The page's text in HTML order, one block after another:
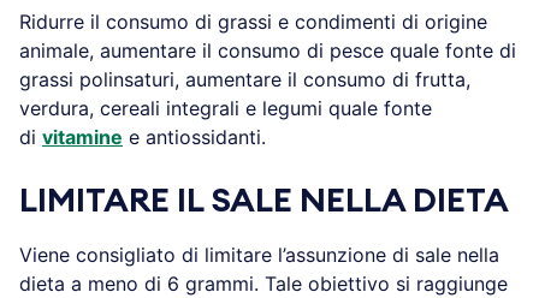
Ridurre il consumo di grassi e condimenti di origine
animale, aumentare il consumo di pesce quale fonte di
grassi polinsaturi, aumentare il consumo di frutta,
verdura, cereali integrali e legumi quale fonte
di vitamine e antiossidanti.
LIMITARE IL SALE NELLA DIETA
Viene consigliato di limitare l’assunzione di sale nella
dieta a meno di 6 grammi. Tale obiettivo si raggiunge